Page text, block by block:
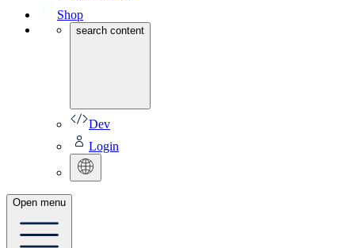
Shop
search content
Dev
Login
Open menu